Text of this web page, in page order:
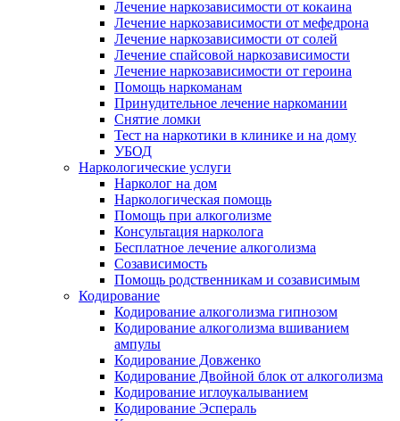
Лечение наркозависимости от кокаина
Лечение наркозависимости от мефедрона
Лечение наркозависимости от солей
Лечение спайсовой наркозависимости
Лечение наркозависимости от героина
Помощь наркоманам
Принудительное лечение наркомании
Снятие ломки
Тест на наркотики в клинике и на дому
УБОД
Наркологические услуги
Нарколог на дом
Наркологическая помощь
Помощь при алкоголизме
Консультация нарколога
Бесплатное лечение алкоголизма
Созависимость
Помощь родственникам и созависимым
Кодирование
Кодирование алкоголизма гипнозом
Кодирование алкоголизма вшиванием
ампулы
Кодирование Довженко
Кодирование Двойной блок от алкоголизма
Кодирование иглоукалыванием
Кодирование Эспераль